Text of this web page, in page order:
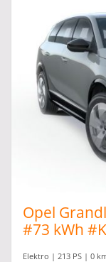
Opel
#73 kWh
Elektro | 213 PS | 0